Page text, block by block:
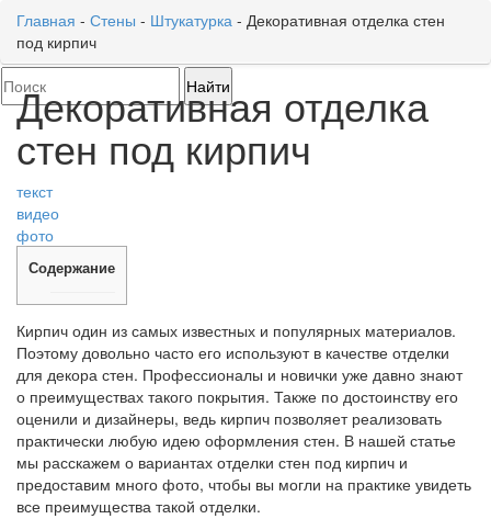
Главная - Стены - Штукатурка - Декоративная отделка стен
под кирпич
Декоративная отделка
стен под кирпич
текст
видео
фото
Содержание
Кирпич один из самых известных и популярных материалов.
Поэтому довольно часто его используют в качестве отделки
для декора стен. Профессионалы и новички уже давно знают
о преимуществах такого покрытия. Также по достоинству его
оценили и дизайнеры, ведь кирпич позволяет реализовать
практически любую идею оформления стен. В нашей статье
мы расскажем о вариантах отделки стен под кирпич и
предоставим много фото, чтобы вы могли на практике увидеть
все преимущества такой отделки.